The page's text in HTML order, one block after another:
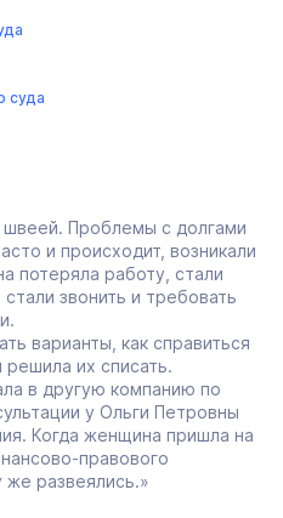
Проблемы с долгами
и происходит, возникали
потеряла работу, стали
звонить и требовать
варианты, как справиться
их списать.
в другую компанию по
у Ольги Петровны
Когда женщина пришла на
правового
же развеялись.»
суда